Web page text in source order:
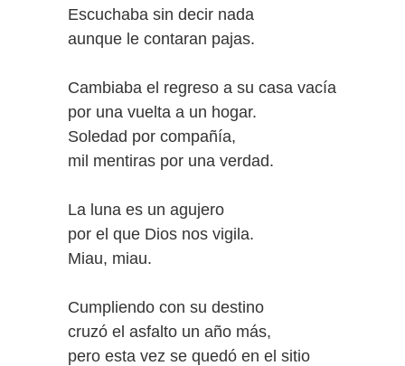
Escuchaba sin decir nada
aunque le contaran pajas.
Cambiaba el regreso a su casa vacía
por una vuelta a un hogar.
Soledad por compañía,
mil mentiras por una verdad.
La luna es un agujero
por el que Dios nos vigila.
Miau, miau.
Cumpliendo con su destino
cruzó el asfalto un año más,
pero esta vez se quedó en el sitio